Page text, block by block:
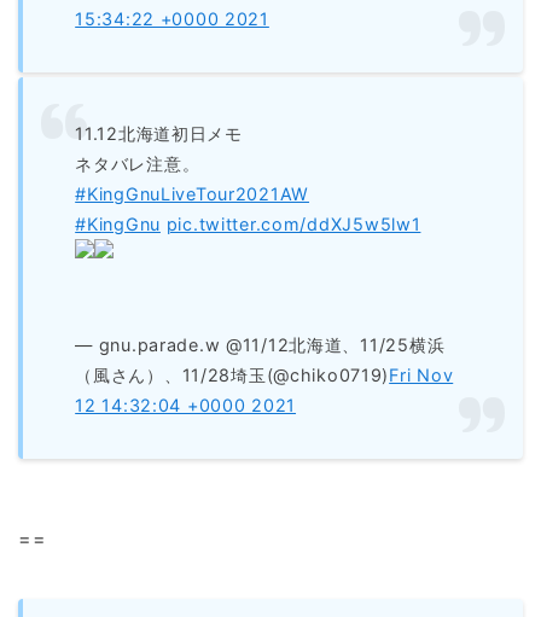
15:34:22 +0000 2021
11.12北海道初日メモ
ネタバレ注意。
#KingGnuLiveTour2021AW
#KingGnu pic.twitter.com/ddXJ5w5lw1
— gnu.parade.w @11/12北海道、11/25横浜
（風さん）、11/28埼玉(@chiko0719)Fri Nov
12 14:32:04 +0000 2021
==